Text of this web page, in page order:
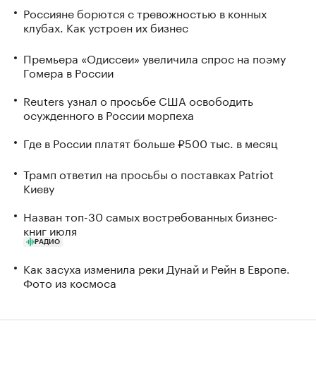
Россияне борются с тревожностью в конных
клубах. Как устроен их бизнес
Премьера «Одиссеи» увеличила спрос на поэму
Гомера в России
Reuters узнал о просьбе США освободить
осужденного в России морпеха
Где в России платят больше ₽500 тыс. в месяц
Трамп ответил на просьбы о поставках Patriot
Киеву
Назван топ-30 самых востребованных бизнес-
книг июля
РАДИО
Как засуха изменила реки Дунай и Рейн в Европе.
Фото из космоса